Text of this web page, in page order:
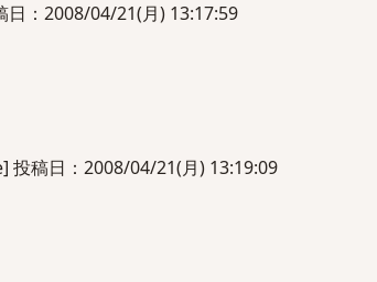
日：2008/04/21(月) 13:17:59
投稿日：2008/04/21(月) 13:19:09